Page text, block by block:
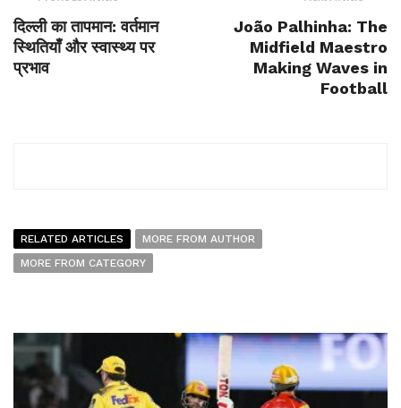
दिल्ली का तापमान: वर्तमान
स्थितियाँ और स्वास्थ्य पर
प्रभाव
João Palhinha: The
Midfield Maestro
Making Waves in
Football
RELATED ARTICLES
MORE FROM AUTHOR
MORE FROM CATEGORY